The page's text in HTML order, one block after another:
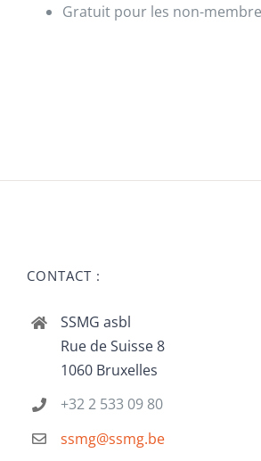
Gratuit pour les non-
CONTACT :
SSMG asbl
Rue de Suisse 8
1060 Bruxelles
+32 2 533 09 80
ssmg@ssmg.be